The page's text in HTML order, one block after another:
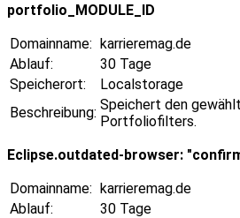
portfolio_MODULE_ID
Domainname: karrieremag.de
Ablauf:
30 Tage
Speicherort:
Localstorage
Beschreibung: Speichert den
Portfoliofilters.
Eclipse.outdated-browser:
Domainname: karrieremag.de
Ablauf:
30 Tage